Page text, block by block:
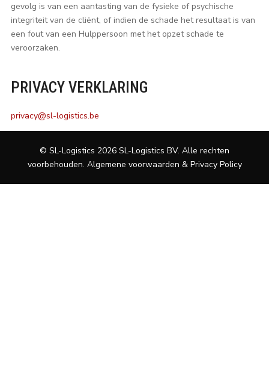
gevolg is van een aantasting van de fysieke of psychische
integriteit van de cliënt, of indien de schade het resultaat is van
een fout van een Hulppersoon met het opzet schade te
veroorzaken.
PRIVACY VERKLARING
privacy@sl-logistics.be
© SL-Logistics 2026 SL-Logistics BV. Alle rechten
voorbehouden. Algemene voorwaarden & Privacy Policy